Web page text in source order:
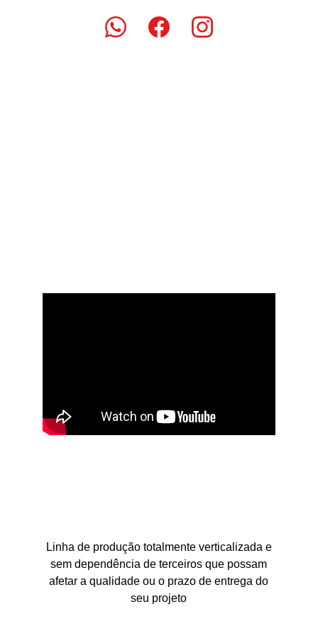
Linha de produção totalmente verticalizada e
sem dependência de terceiros que possam
afetar a qualidade ou o prazo de entrega do
seu projeto